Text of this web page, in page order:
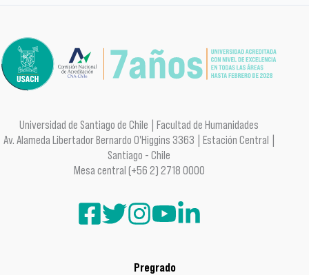
Universidad de Santiago de Chile | Facultad de Humanidades
Av. Alameda Libertador Bernardo O'Higgins 3363 | Estación Central |
Santiago - Chile
Mesa central (+56 2) 2718 0000
Pregrado